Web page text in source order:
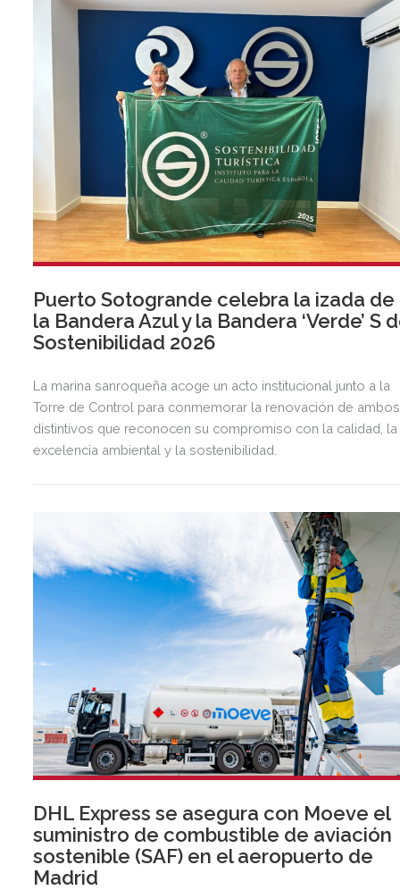
Puerto Sotogrande celebra la izada de
la Bandera Azul y la Bandera ‘Verde’ S
Sostenibilidad 2026
La marina sanroqueña acoge un acto institucional junto a la
Torre de Control para conmemorar la renovación de ambos
distintivos que reconocen su compromiso con la calidad, la
excelencia ambiental y la sostenibilidad.
DHL Express se asegura con Moeve el
suministro de combustible de aviación
sostenible (SAF) en el aeropuerto de
Madrid